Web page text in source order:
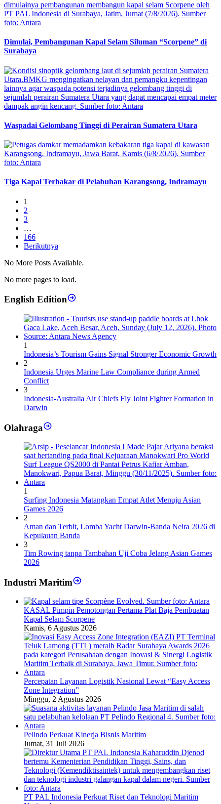
Dimulai, Pembangunan Kapal Selam Siluman “Scorpene” di
Surabaya
Waspadai Gelombang Tinggi di Perairan Sumatera Utara
Tiga Kapal Terbakar di Pelabuhan Karangsong, Indramayu
1
2
3
…
166
Berikutnya
No More Posts Available.
No more pages to load.
English Edition
1
Indonesia’s Tourism Gains Signal Stronger Economic Growth
2
Indonesia Urges Marine Law Compliance during Armed
Conflict
3
Indonesia-Australia Air Chiefs Fly Joint Fighter Formation in
Darwin
Olahraga
1
Surfing Indonesia Matangkan Empat Atlet Menuju Asian
Games 2026
2
Aman dan Terbit, Lomba Yacht Darwin-Banda Neira 2026 di
Kepulauan Banda
3
Tim Rowing tanpa Tambahan Uji Coba Jelang Asian Games
2026
Industri Maritim
KASAL Pimpin Pemotongan Pertama Plat Baja Pembuatan
Kapal Selam Scorpene
Kamis, 6 Agustus 2026
Percepatan Layanan Logistik Nasional Lewat “Easy Access
Zone Integration”
Minggu, 2 Agustus 2026
Pelindo Perkuat Kinerja Bisnis Maritim
Jumat, 31 Juli 2026
PT PAL Indonesia Perkuat Riset dan Teknologi Maritim